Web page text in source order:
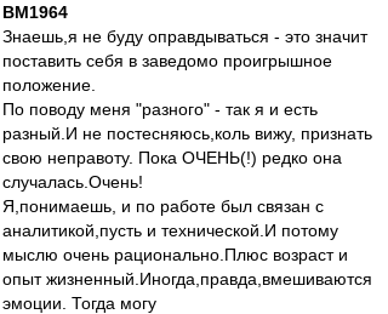
BM1964
Знаешь,я не буду оправдываться - это значит
поставить себя в заведомо проигрышное
положение.
По поводу меня "разного" - так я и есть
разный.И не постесняюсь,коль вижу, признать
свою неправоту. Пока ОЧЕНЬ(!) редко она
случалась.Очень!
Я,понимаешь, и по работе был связан с
аналитикой,пусть и технической.И потому
мыслю очень рационально.Плюс возраст и
опыт жизненный.Иногда,правда,вмешиваются
эмоции. Тогда могу